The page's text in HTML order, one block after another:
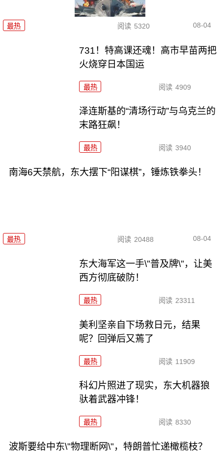
最热 阅读 5320 08-04
731！特高课还魂！高市早苗两把
火烧穿日本国运
最热 阅读 4909
泽连斯基的“清场行动”与乌克兰的
末路狂飙！
最热 阅读 3940
南海6天禁航，东大摆下“阳谋棋”，锤炼铁拳头！
最热 阅读 20488 08-04
东大海军这一手\"普及牌\"，让美
西方彻底破防！
最热 阅读 23311
美利坚亲自下场救日元，结果
呢？回弹后又蔫了
最热 阅读 11909
科幻片照进了现实，东大机器狼
驮着武器冲锋！
最热 阅读 8330
波斯要给中东\"物理断网\"，特朗普忙递橄榄枝？